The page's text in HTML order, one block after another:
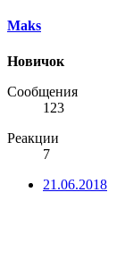
Maks
Новичок
Сообщения
123
Реакции
7
21.06.2018